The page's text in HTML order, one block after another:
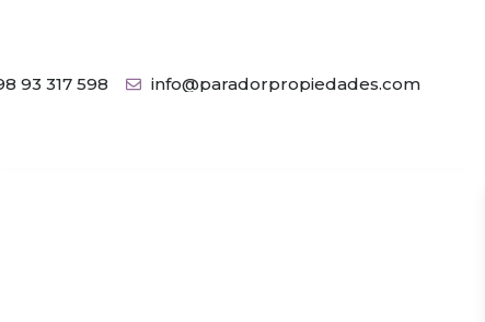
93 317 598 info@paradorpropiedades.com